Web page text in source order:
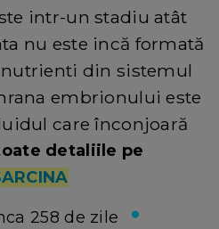
intr-un stadiu atât
nu este incă formată
din sistemul
embrionului este
care înconjoară
detaliile pe
258 de zile